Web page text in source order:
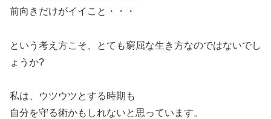
前向きだけがイイこと・・・
という考え方こそ、とても窮屈な生き方なのではないでし
ょうか?
私は、ウツウツとする時期も
自分を守る術かもしれないと思っています。